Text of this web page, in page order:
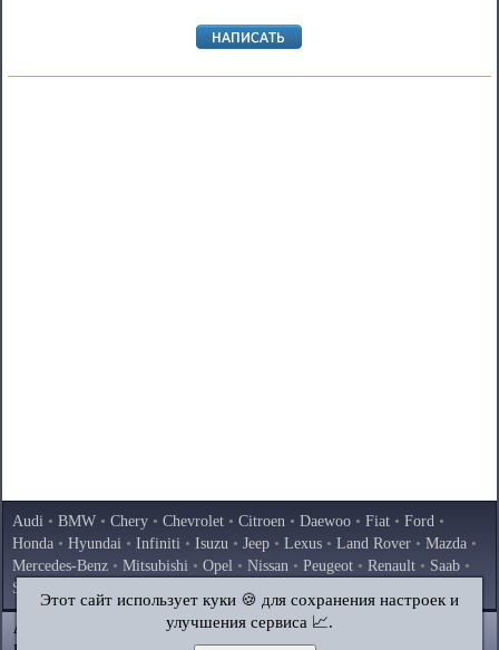
Audi • BMW • Chery • Chevrolet • Citroen • Daewoo • Fiat • Ford •
Honda • Hyundai • Infiniti • Isuzu • Jeep • Lexus • Land Rover • Mazda •
Mercedes-Benz • Mitsubishi • Opel • Nissan • Peugeot • Renault • Saab •
Skoda
Volkswagen
AutoInstruction.ru © 2020–2026|Полная версия
Этот сайт использует куки 🍪 для сохранения настроек и
улучшения сервиса 📈.